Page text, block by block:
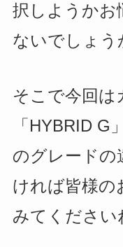
択しようかお
ないでしょう
そこで今回は
「HYBRID G
のグレードの
ければ皆様の
みてください